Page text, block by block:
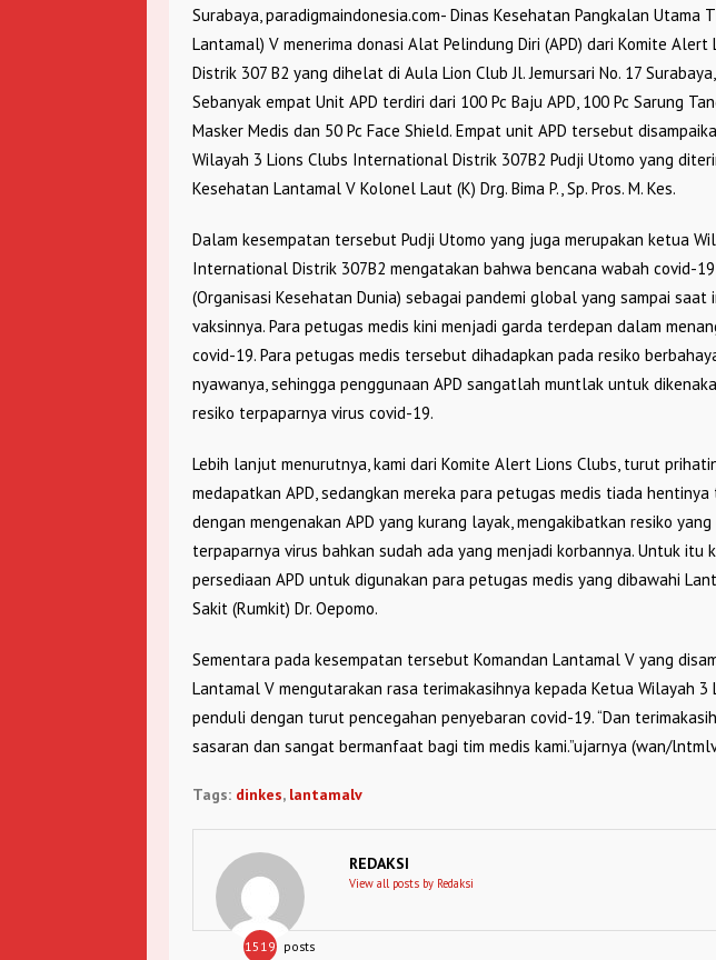
Surabaya, paradigmaindonesia.com- Dinas Kesehatan Pangkalan Utama
Lantamal) V menerima donasi Alat Pelindung Diri (APD) dari Komite
Distrik 307 B2 yang dihelat di Aula Lion Club Jl. Jemursari No. 17
Sebanyak empat Unit APD terdiri dari 100 Pc Baju APD, 100 Pc Sarung
Masker Medis dan 50 Pc Face Shield. Empat unit APD tersebut
Wilayah 3 Lions Clubs International Distrik 307B2 Pudji Utomo yang
Kesehatan Lantamal V Kolonel Laut (K) Drg. Bima P., Sp. Pros. M. Kes.
Dalam kesempatan tersebut Pudji Utomo yang juga merupakan ketua
International Distrik 307B2 mengatakan bahwa bencana wabah covid-
(Organisasi Kesehatan Dunia) sebagai pandemi global yang sampai
vaksinnya. Para petugas medis kini menjadi garda terdepan dalam
covid-19. Para petugas medis tersebut dihadapkan pada resiko
nyawanya, sehingga penggunaan APD sangatlah muntlak untuk
resiko terpaparnya virus covid-19.
Lebih lanjut menurutnya, kami dari Komite Alert Lions Clubs, turut
medapatkan APD, sedangkan mereka para petugas medis tiada
dengan mengenakan APD yang kurang layak, mengakibatkan resiko
terpaparnya virus bahkan sudah ada yang menjadi korbannya. Untuk itu
persediaan APD untuk digunakan para petugas medis yang dibawahi
Sakit (Rumkit) Dr. Oepomo.
Sementara pada kesempatan tersebut Komandan Lantamal V yang
Lantamal V mengutarakan rasa terimakasihnya kepada Ketua Wilayah 3
penduli dengan turut pencegahan penyebaran covid-19. “Dan
sasaran dan sangat bermanfaat bagi tim medis kami.”ujarnya (wan/
Tags: dinkes, lantamalv
1519 posts
REDAKSI
View all posts by Redaksi